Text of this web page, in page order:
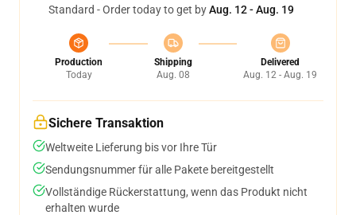
Standard - Order today to get byAug. 12 - Aug. 19
Production
Today
Shipping
Aug. 08
Delivered
Aug. 12 - Aug. 19
Sichere Transaktion
Weltweite Lieferung bis vor Ihre Tür
Sendungsnummer für alle Pakete bereitgestellt
Vollständige Rückerstattung, wenn das Produkt nicht
erhalten wurde